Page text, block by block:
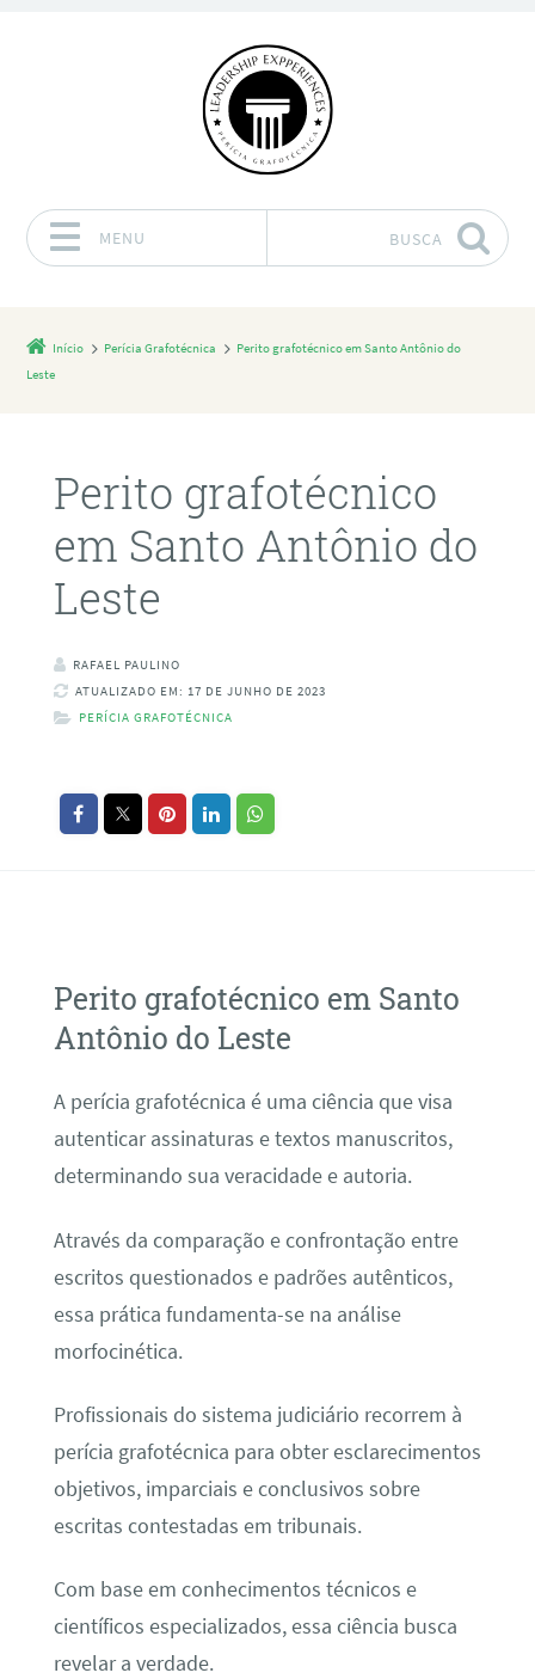
MENU BUSCA
Início Perícia Grafotécnica
Perito grafotécnico em Santo Antônio do
Leste
Perito grafotécnico
em Santo Antônio do
Leste
RAFAEL PAULINO
ATUALIZADO EM: 17 DE JUNHO DE 2023
PERÍCIA GRAFOTÉCNICA
Perito grafotécnico em Santo
Antônio do Leste
A perícia grafotécnica é uma ciência que visa
autenticar assinaturas e textos manuscritos,
determinando sua veracidade e autoria.
Através da comparação e confrontação entre
escritos questionados e padrões autênticos,
essa prática fundamenta-se na análise
morfocinética.
Profissionais do sistema judiciário recorrem à
perícia grafotécnica para obter esclarecimentos
objetivos, imparciais e conclusivos sobre
escritas contestadas em tribunais.
Com base em conhecimentos técnicos e
científicos especializados, essa ciência busca
revelar a verdade.